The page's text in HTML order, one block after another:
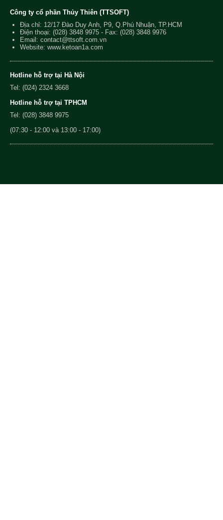
Công ty cổ phần Thủy Thiên (TTSOFT)
Địa chỉ: 12/17 Đào Duy Anh, P9, Q.Phú Nhuận, TP.HCM
Điện thoại: (028) 3848 9975 - Fax: (028) 3848 9976
Email: contact@ttsoft.com.vn
Website: www.ketoan1a.com
Hotline hỗ trợ tại Hà Nội
Tel: (024) 2324 3668
Hotline hỗ trợ tại TPHCM
Tel: (028) 3848 9975
(07:30 - 12:00 và 13:00 - 17:00)